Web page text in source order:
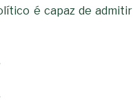
é capaz de admitir